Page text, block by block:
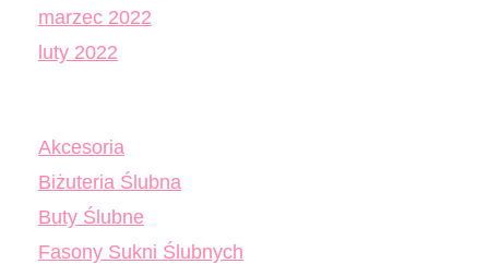
marzec 2022
luty 2022
Akcesoria
Biżuteria Ślubna
Buty Ślubne
Fasony Sukni Ślubnych